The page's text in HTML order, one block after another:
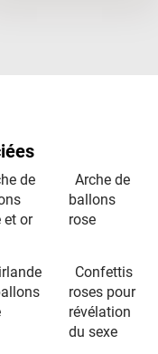
de
et or
Arche de
ballons
rose
Confettis
roses pour
révélation
du sexe